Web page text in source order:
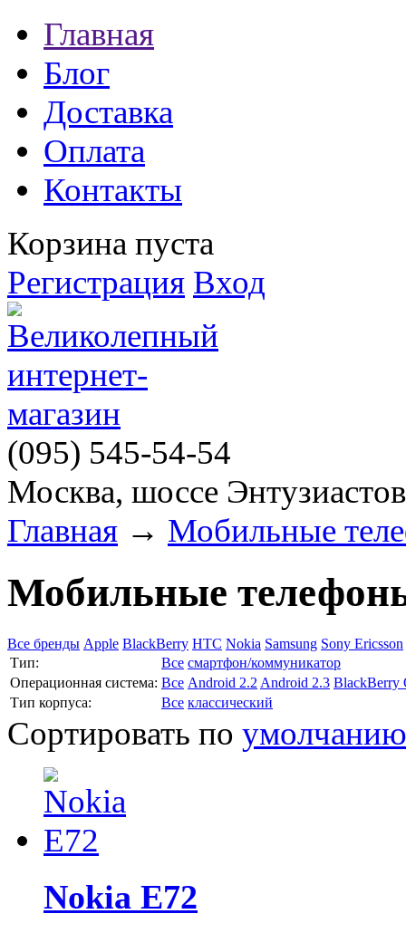
Главная
Блог
Доставка
Оплата
Контакты
Корзина пуста
Регистрация Вход
(095) 545-54-54
Москва, шоссе
Главная → Мобильные
Мобильные
Все бренды Apple BlackBerry HTC Nokia Samsung Sony Ericsson
Тип:
Все смартфон/коммуникатор
Операционная система: Все Android 2.2 Android 2.3 BlackBerry
Тип корпуса:
Все классический
Сортировать по умолчанию
Nokia E72